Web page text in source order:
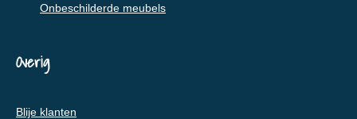
Onbeschilderde meubels
Overig
Blije klanten